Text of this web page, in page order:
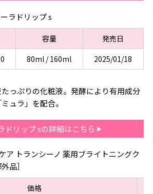
ラドリップ s
容量
発売日
80ml / 160ml 2025/01/18
っぷりの化粧液。発酵により有用成分
ュラ」を配合。
ドリップ sの詳細はこちら
ア トランシーノ 薬用ブライトニングク
品］
価格